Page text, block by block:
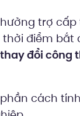
trợ
điểm bắt
đổi công
cách